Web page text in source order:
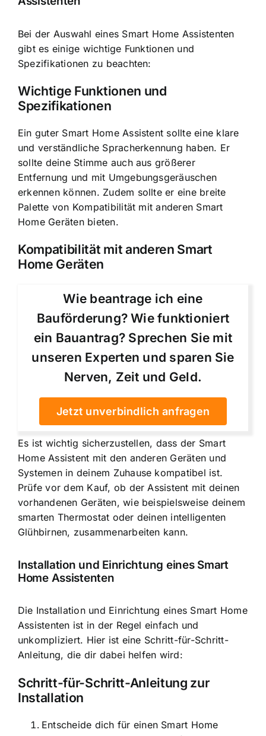
Bei der Auswahl eines Smart Home Assistenten
gibt es einige wichtige Funktionen und
Spezifikationen zu beachten:
Wichtige Funktionen und
Spezifikationen
Ein guter Smart Home Assistent sollte eine klare
und verständliche Spracherkennung haben. Er
sollte deine Stimme auch aus größerer
Entfernung und mit Umgebungsgeräuschen
erkennen können. Zudem sollte er eine breite
Palette von Kompatibilität mit anderen Smart
Home Geräten bieten.
Kompatibilität mit anderen Smart
Home Geräten
Wie beantrage ich eine
Bauförderung? Wie funktioniert
ein Bauantrag? Sprechen Sie mit
unseren Experten und sparen Sie
Nerven, Zeit und Geld.
Jetzt unverbindlich anfragen
Es ist wichtig sicherzustellen, dass der Smart
Home Assistent mit den anderen Geräten und
Systemen in deinem Zuhause kompatibel ist.
Prüfe vor dem Kauf, ob der Assistent mit deinen
vorhandenen Geräten, wie beispielsweise deinem
smarten Thermostat oder deinen intelligenten
Glühbirnen, zusammenarbeiten kann.
Installation und Einrichtung eines Smart
Home Assistenten
Die Installation und Einrichtung eines Smart Home
Assistenten ist in der Regel einfach und
unkompliziert. Hier ist eine Schritt-für-Schritt-
Anleitung, die dir dabei helfen wird:
Schritt-für-Schritt-Anleitung zur
Installation
Entscheide dich für einen Smart Home